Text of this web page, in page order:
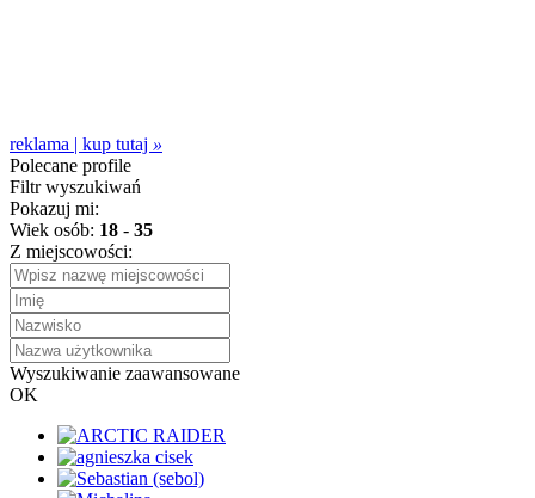
reklama | kup tutaj »
Polecane profile
Filtr wyszukiwań
Pokazuj mi:
Wiek osób: 18 - 35
Z miejscowości:
Wyszukiwanie zaawansowane
OK